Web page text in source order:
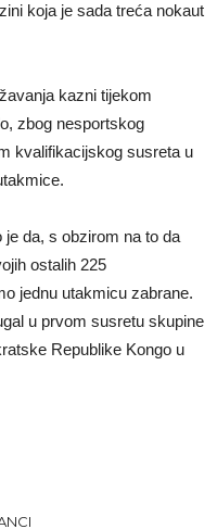
koja je sada treća nokaut
kazni tijekom
zbog nesportskog
kvalifikacijskog susreta u
je da, s obzirom na to da
ostalih 225
jednu utakmicu zabrane.
u prvom susretu skupine
Republike Kongo u